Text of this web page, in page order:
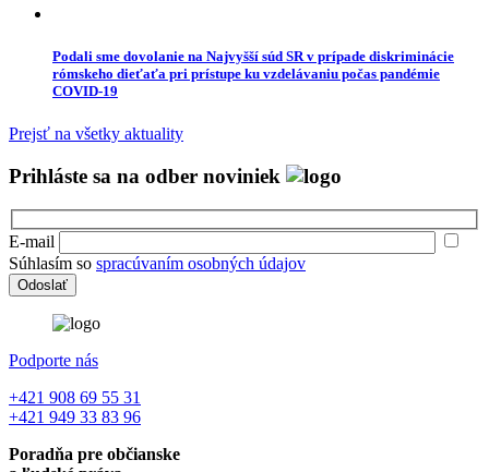
Podali sme dovolanie na Najvyšší súd SR v prípade diskriminácie
rómskeho dieťaťa pri prístupe ku vzdelávaniu počas pandémie
COVID-19
Prejsť na všetky aktuality
Prihláste sa na odber noviniek
E-mail
Súhlasím so spracúvaním osobných údajov
Podporte nás
+421 908 69 55 31
+421 949 33 83 96
Poradňa pre občianske